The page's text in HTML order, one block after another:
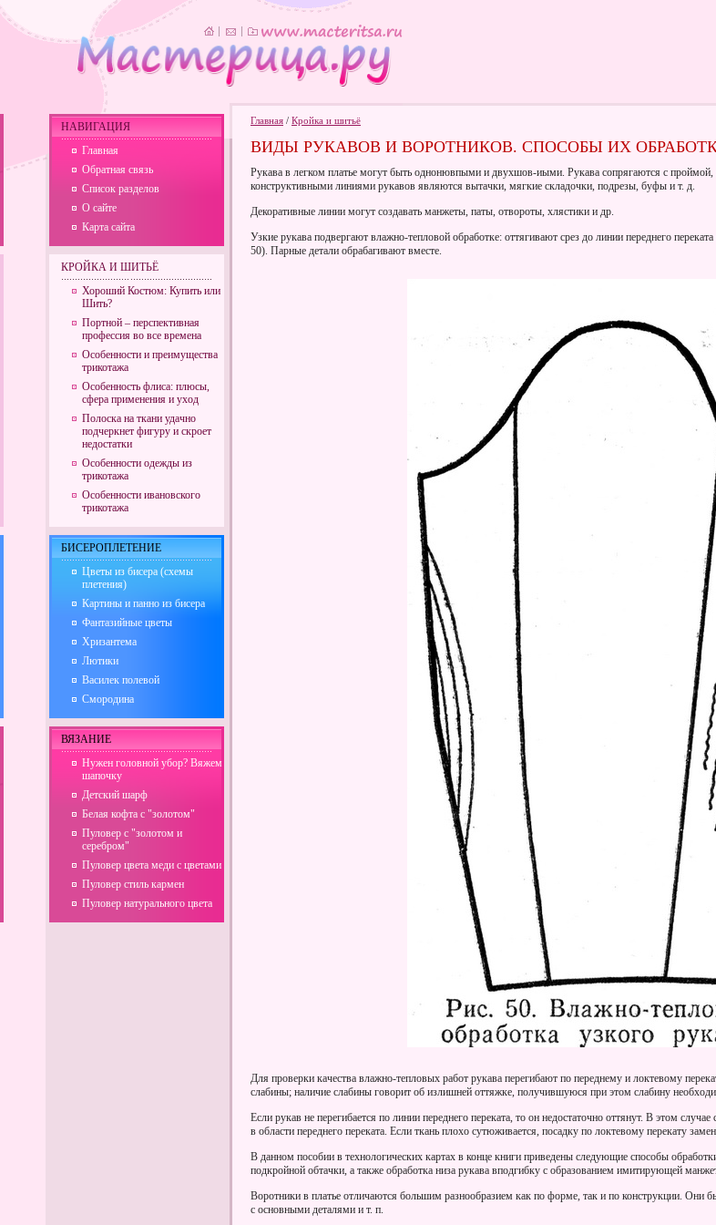
Главная / Кройка и шитьё
ВИДЫ РУКАВОВ И ВОРОТНИКОВ. СПОСОБЫ ИХ
Рукава в легком платье могут быть однонювпыми и двухшов-иыми. Рукава сопрягаются с
конструктивными линиями рукавов являются вытачки, мягкие складочки, подрезы, буфы и т. д.
Декоративные линии могут создавать манжеты, паты, отвороты, хлястики и др.
Узкие рукава подвергают влажно-тепловой обработке: оттягивают срез до линии переднего
50). Парные детали обрабагивают вместе.
Для проверки качества влажно-тепловых работ рукава перегибают по переднему и локтевому
слабины; наличие слабины говорит об излишней оттяжке, получившуюся при этом слабину
Если рукав не перегибается по линии переднего переката, то он недостаточно оттянут. В этом
в области переднего переката. Если ткань плохо сутюживается, посадку по локтевому перекату
В данном пособии в технологических картах в конце книги приведены следующие способы
подкройной обтачки, а также обработка низа рукава вподгибку с образованием имитирующей
Воротники в платье отличаются большим разнообразием как по форме, так и по конструкции.
с основными деталями и т. п.
НАВИГАЦИЯ
Главная
Обратная связь
Список разделов
О сайте
Карта сайта
КРОЙКА И ШИТЬЁ
Хороший Костюм: Купить или
Шить?
Портной – перспективная
профессия во все времена
Особенности и преимущества
трикотажа
Особенность флиса: плюсы,
сфера применения и уход
Полоска на ткани удачно
подчеркнет фигуру и скроет
недостатки
Особенности одежды из
трикотажа
Особенности ивановского
трикотажа
БИСЕРОПЛЕТЕНИЕ
Цветы из бисера (схемы
плетения)
Картины и панно из бисера
Фантазийные цветы
Хризантема
Лютики
Василек полевой
Смородина
ВЯЗАНИЕ
Нужен головной убор? Вяжем
шапочку
Детский шарф
Белая кофта с "золотом"
Пуловер с "золотом и
серебром"
Пуловер цвета меди с цветами
Пуловер стиль кармен
Пуловер натурального цвета